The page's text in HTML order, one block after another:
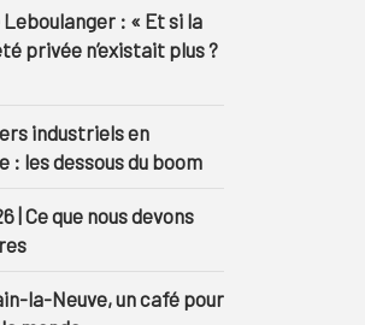
: « Et si la
privée n’existait plus ?
industriels en
: les dessous du boom
| Ce que nous devons
la-Neuve, un café pour